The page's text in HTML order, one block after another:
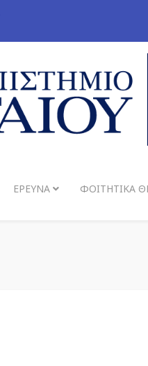
ΈΡΕΥΝΑ ΦΟΙΤΗΤΙΚΆ